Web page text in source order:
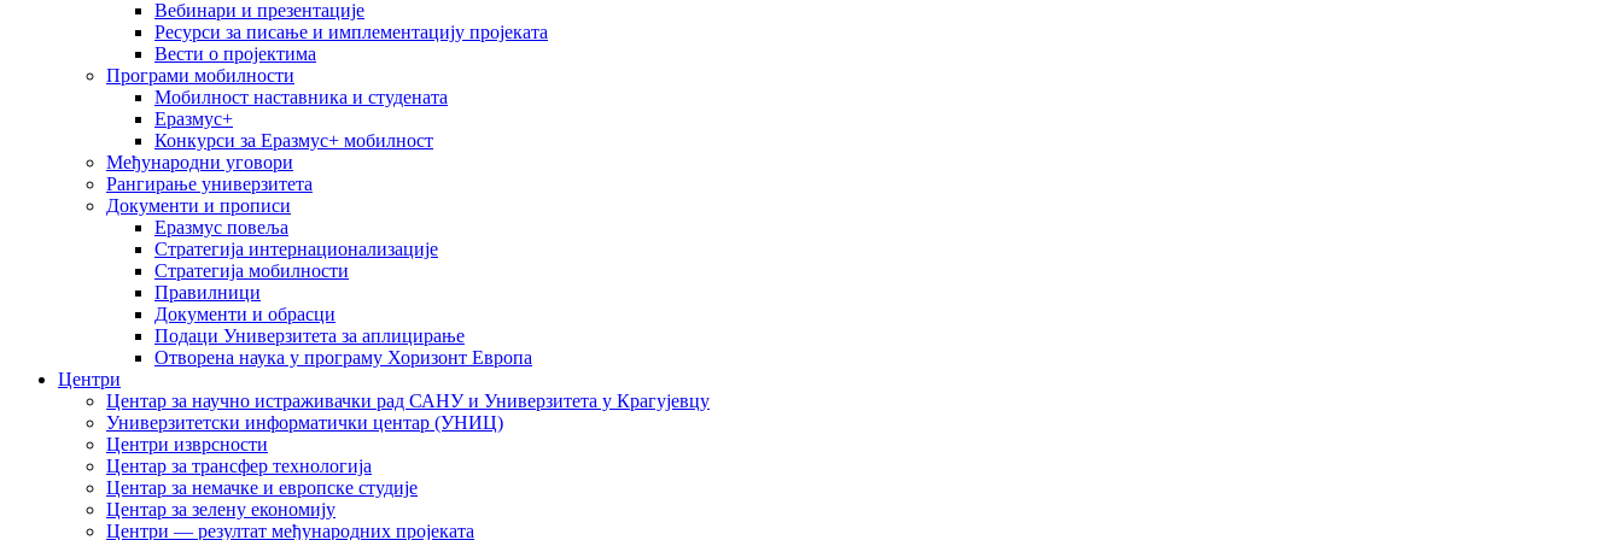
Вебинари и презентације
Ресурси за писање и имплементацију пројеката
Вести о пројектима
Програми мобилности
Мобилност наставника и студената
Еразмус+
Конкурси за Еразмус+ мобилност
Међународни уговори
Рангирање универзитета
Документи и прописи
Еразмус повеља
Стратегија интернационализације
Стратегија мобилности
Правилници
Документи и обрасци
Подаци Универзитета за аплицирање
Отворена наука у програму Хоризонт Европа
Центри
Центар за научно истраживачки рад САНУ и Универзитета у Крагујевцу
Универзитетски информатички центар (УНИЦ)
Центри изврсности
Центар за трансфер технологија
Центар за немачке и европске студије
Центар за зелену економију
Центри — резултат међународних пројеката